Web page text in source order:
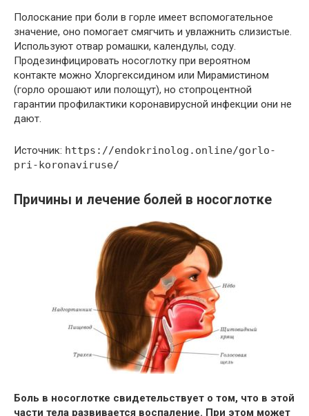
Полоскание при боли в горле имеет вспомогательное
значение, оно помогает смягчить и увлажнить слизистые.
Используют отвар ромашки, календулы, соду.
Продезинфицировать носоглотку при вероятном
контакте можно Хлоргексидином или Мирамистином
(горло орошают или полощут), но стопроцентной
гарантии профилактики коронавирусной инфекции они не
дают.
Источник: https://endokrinolog.online/gorlo-
pri-koronaviruse/
Причины и лечение болей в носоглотке
Боль в носоглотке свидетельствует о том, что в этой
части тела развивается воспаление. При этом может